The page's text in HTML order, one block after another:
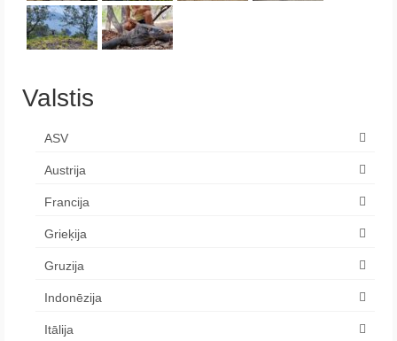
Valstis
ASV
Austrija
Francija
Grieķija
Gruzija
Indonēzija
Itālija